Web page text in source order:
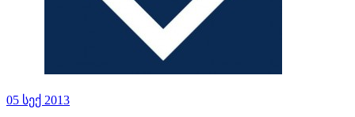
05 სექ 2013